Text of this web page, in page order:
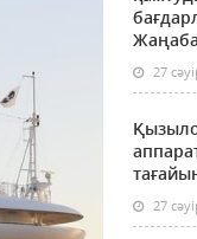
27
27